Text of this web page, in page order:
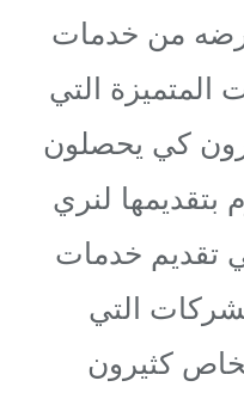
من خدمات
المتميزة التي
كي يحصلون
بتقديمها لنري
تقديم خدمات
التي
كثيرون